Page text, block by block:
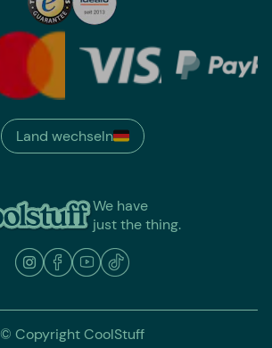
We have
just the thing.
Land wechseln
© Copyright CoolStuff